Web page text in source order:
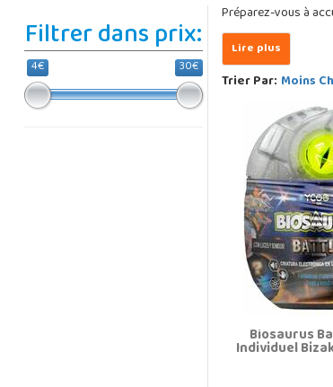
Filtrer dans prix:
4€ 30€
Préparez-vous à
Trier Par: Moins
Biosaurus
Individuel